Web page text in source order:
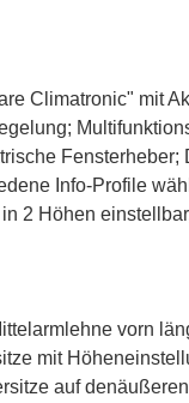
Climatronic" mit
;
Fensterheber;
Info-Profile
2 Höhen
vorn
mit
auf